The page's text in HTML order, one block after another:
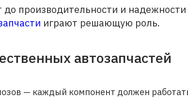
до производительности и
играют решающую роль.
автозапчастей
— каждый компонент должен